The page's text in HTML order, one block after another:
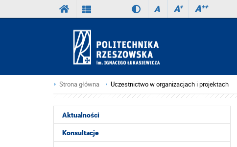
A A+ A++
Strona główna Uczestnictwo w organizacjach i projektach
Aktualności
Konsultacje